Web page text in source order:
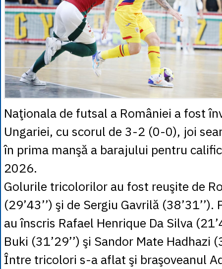
Naţionala de futsal a României a fost
Ungariei, cu scorul de 3-2 (0-0), joi
în prima manşă a barajului pentru
2026.
Golurile tricolorilor au fost reuşite de
(29’43’’) şi de Sergiu Gavrilă
au înscris Rafael Henrique Da Silva
Buki (31’29’’) şi Sandor Mate Hadhazi
Între tricolori s-a aflat şi braşoveanul